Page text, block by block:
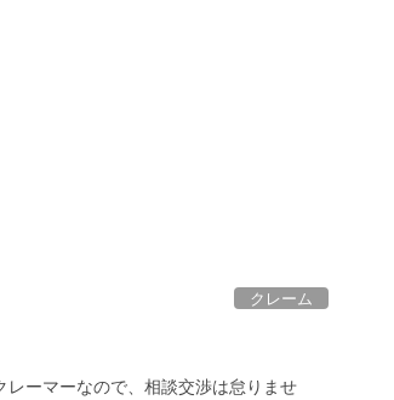
クレーム
ーマーなので、相談交渉は怠りませ